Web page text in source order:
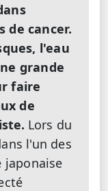
de cancer.
l'eau
grande
faire
de
Lors du
l'un des
japonaise